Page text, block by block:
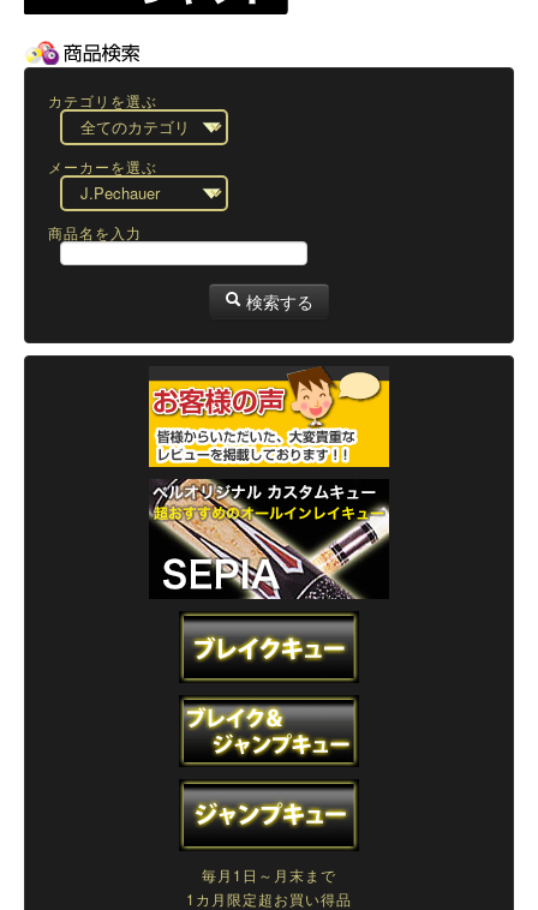
カテゴリを選ぶ
メーカーを選ぶ
商品名を入力
検索する
毎月1日～月末まで
1カ月限定超お買い得品